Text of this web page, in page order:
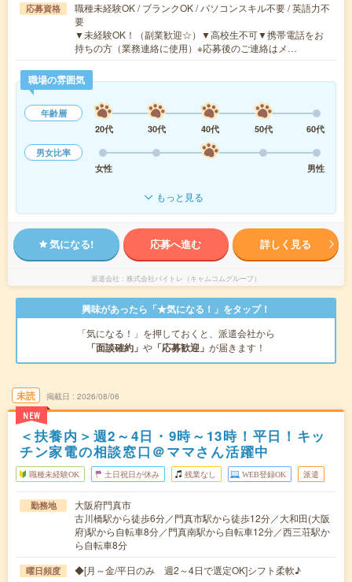
応募資格
職種未経験OK / ブランクOK / パソコンスキル不要 / 英語力不
要
▼未経験OK！（副業歓迎☆）▼高校生不可▼携帯電話をお
持ちの方（業務連絡に使用）※応募後のご連絡はメ…
職場の雰囲気
年齢層
20代
30代 40代 50代
60代
男女比率
女性
男性
もっと見る
気になる! 応募へ進む 詳しく見る
派遣会社 株式会社バイトレ（キャムコムグループ）
興味があったら「★気になる！」をタップ！
「気になる！」を押しておくと、派遣会社から
「面談確約」 や 「応募歓迎」 が届きます！
未読
NEW
掲載日 2026/08/06
＜扶養内＞週2～4日・9時～13時！平日！キッ
チン家電の相談窓口＠ママさん活躍中
職種未経験OK 土日祝日が休み 残業なし WEB登録OK 派遣
勤務地
大阪府門真市
古川橋駅から徒歩6分／門真市駅から徒歩12分／大和田(大阪
府)駅から自転車8分／門真南駅から自転車12分／西三荘駅か
ら自転車8分
曜日頻度 ◆[月～金/平日のみ 週2～4日で選定OK]シフト柔軟♪